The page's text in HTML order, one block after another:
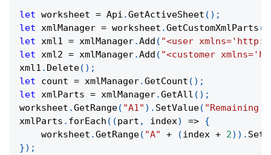
let worksheet = Api .GetActiveSheet ( ) ;
let xmlManager = worksheet .GetCustomXmlParts (
let xml1 = xmlManager.Add ( "<user
let xml2 = xmlManager.Add ( "<customer
xml1 . Delete( ) ;
let count = xmlManager.GetCount ( ) ;
let xmlParts = xmlManager.GetAll ( ) ;
worksheet .GetRange( "A1" ) . SetValue( "Remaining
xmlParts . forEach ( (part , index) => {
    worksheet
.GetRange( "A" + (index + 2) ) .
}) ;